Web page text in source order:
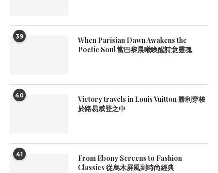
39
When Parisian Dawn Awakens the
Poetic Soul 當巴黎晨曦喚醒詩意靈魂
40
Victory travels in Louis Vuitton 勝利穿梭
於路易威登之中
41
From Ebony Screens to Fashion
Classics 從烏木屏風到時尚經典